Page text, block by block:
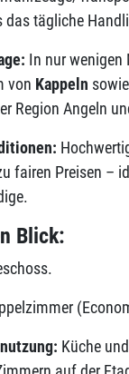
das tägliche
In nur wenigen
von Kappeln
Region Angeln
fairen Preisen –
Blick:
Küche